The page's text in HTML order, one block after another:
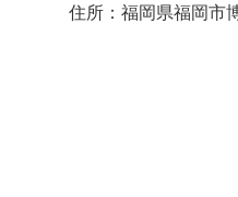
住所：福岡県福岡市